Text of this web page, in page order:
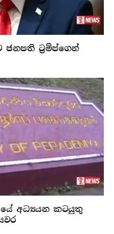
ජනපති ට්‍රම්ප්ගෙන්
අධ්‍යයන කටයුතු